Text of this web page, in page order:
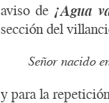
aviso de ¡Agua
sección del
Señor nacido
y para la